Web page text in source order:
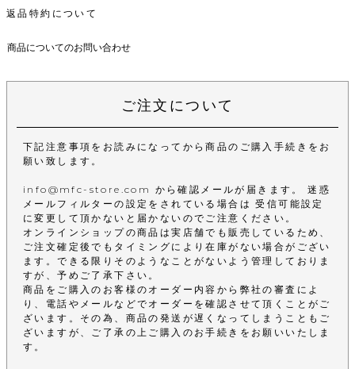
返品特約について
商品についてのお問い合わせ
ご注文について
下記注意事項をお読みになってから商品のご購入手続きをお
願い致します。
info@mfc-store.com から確認メールが届きます。 迷惑
メールフィルターの設定をされている場合は 受信可能設定
に変更して頂かないと届かないのでご注意ください。
オンラインショップの商品は実店舗でも販売しているため、
ご注文確定後でもタイミングにより在庫がない場合がござい
ます。できる限りそのようなことがないよう管理しておりま
すが、予めご了承下さい。
商品をご購入のお客様のオーダー内容から弊社の審査によ
り、電話やメールなどでオーダーを確認させて頂くことがご
ざいます。その為、商品の発送が遅くなってしまうこともご
ざいますが、ご了承の上ご購入のお手続きをお願いいたしま
す。